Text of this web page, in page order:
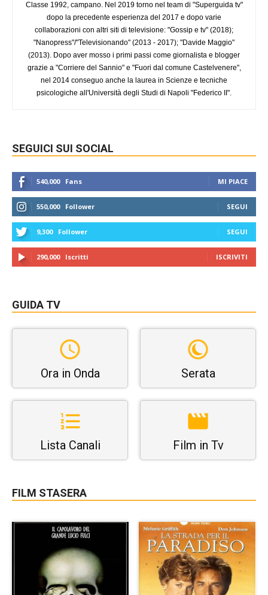
Classe 1992, campano. Nel 2019 torno nel team di "Superguida tv"
dopo la precedente esperienza del 2017 e dopo varie
collaborazioni con altri siti di televisione: "Gossip e tv" (2018);
"Nanopress"/"Televisionando" (2013 - 2017); "Davide Maggio"
(2013). Dopo aver mosso i primi passi come giornalista e blogger
grazie a "Corriere del Sannio" e "Fuori dal comune Castelvenere",
nel 2014 conseguo anche la laurea in Scienze e tecniche
psicologiche all'Università degli Studi di Napoli "Federico II".
SEGUICI SUI SOCIAL
540,000 Fans MI PIACE
550,000 Follower SEGUI
9,300 Follower SEGUI
290,000 Iscritti ISCRIVITI
GUIDA TV
Ora in Onda Serata
Lista Canali Film in Tv
FILM STASERA